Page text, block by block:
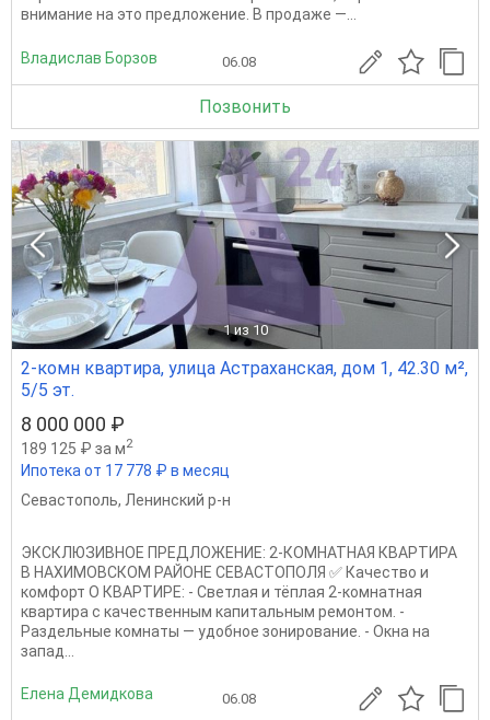
внимание на это предложение. В продаже —...
Владислав Борзов 06.08
Позвонить
1 из 10
2-комн квартира, улица Астраханская, дом 1, 42.30 м²,
5/5 эт.
8 000 000 ₽
189 125 ₽ за м2
Ипотека от 17 778 ₽ в месяц
Севастополь, Ленинский р-н
ЭКСКЛЮЗИВНОЕ ПРЕДЛОЖЕНИЕ: 2-КОМНАТНАЯ КВАРТИРА
В НАХИМОВСКОМ РАЙОНЕ СЕВАСТОПОЛЯ ✅ Качество и
комфорт О КВАРТИРЕ: - Светлая и тёплая 2-комнатная
квартира с качественным капитальным ремонтом. -
Раздельные комнаты — удобное зонирование. - Окна на
запад...
Елена Демидкова 06.08